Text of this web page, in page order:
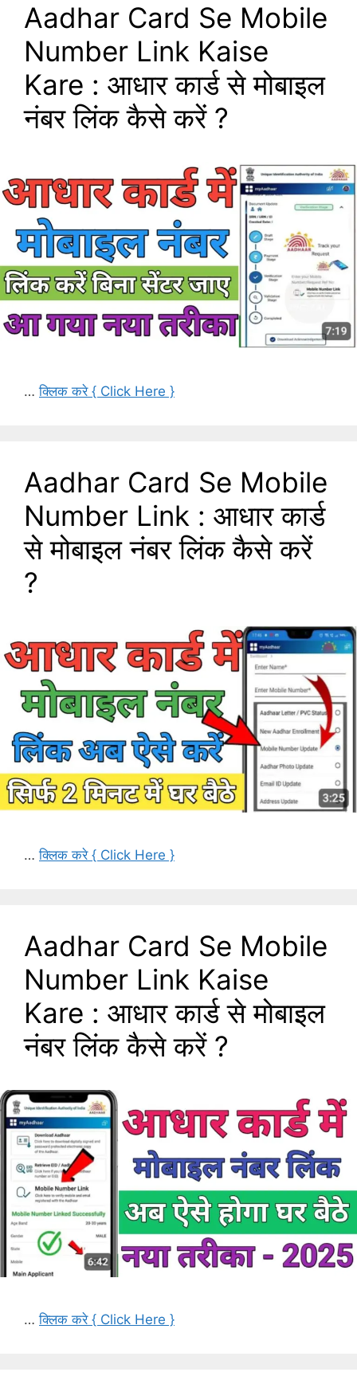
Aadhar Card Se Mobile
Number Link Kaise
Kare : आधार कार्ड से मोबाइल
नंबर लिंक कैसे करें ?
…क्लिक करे { Click Here }
Aadhar Card Se Mobile
Number Link : आधार कार्ड
से मोबाइल नंबर लिंक कैसे करें
?
…क्लिक करे { Click Here }
Aadhar Card Se Mobile
Number Link Kaise
Kare : आधार कार्ड से मोबाइल
नंबर लिंक कैसे करें ?
…क्लिक करे { Click Here }